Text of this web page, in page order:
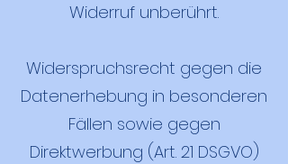
Widerruf unberührt.
Widerspruchsrecht gegen die
Datenerhebung in besonderen
Fällen sowie gegen
Direktwerbung (Art. 21 DSGVO)